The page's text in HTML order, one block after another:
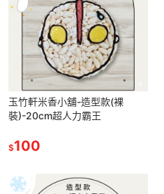
玉竹軒米香小舖-造型款(裸
裝)-20cm超人力霸王
$100